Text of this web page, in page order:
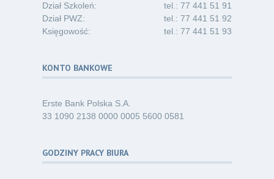
Dział Szkoleń:
tel.: 77 441 51 91
Dział PWZ:
tel.: 77 441 51 92
Księgowość:
tel.: 77 441 51 93
KONTO BANKOWE
Erste Bank Polska S.A.
33 1090 2138 0000 0005 5600 0581
GODZINY PRACY BIURA